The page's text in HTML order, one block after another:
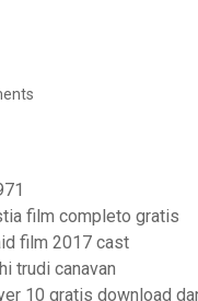
film completo gratis
film 2017 cast
trudi canavan
10 gratis download